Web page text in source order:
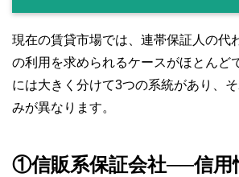
現在の賃貸市場では、連帯保証人の代
の利用を求められるケースがほとんど
には大きく分けて3つの系統があり、
みが異なります。
①信販系保証会社──信用